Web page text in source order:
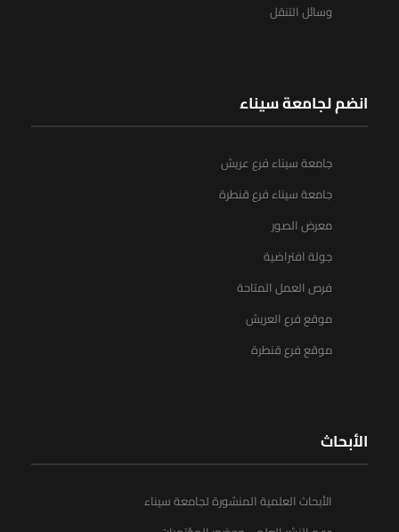
وسائل التنقل
انضم لجامعة سيناء
جامعة سيناء فرع عريش
جامعة سيناء فرع قنطرة
معرض الصور
جولة افتراضية
فرص العمل المتاحة
موقع فرع العريش
موقع فرع قنطرة
الأبحاث
الأبحاث العلمية المنشورة لجامعة سيناء